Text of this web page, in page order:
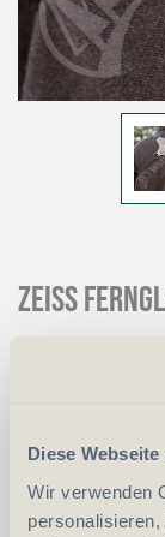
Diese
Wir verwenden
Zeiss